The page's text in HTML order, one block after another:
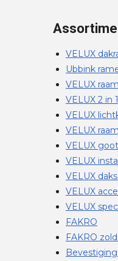
VELUX
Ubbink
VELUX
VELUX 2 in
VELUX
VELUX
VELUX
VELUX
VELUX
VELUX
VELUX
FAKRO
FAKRO